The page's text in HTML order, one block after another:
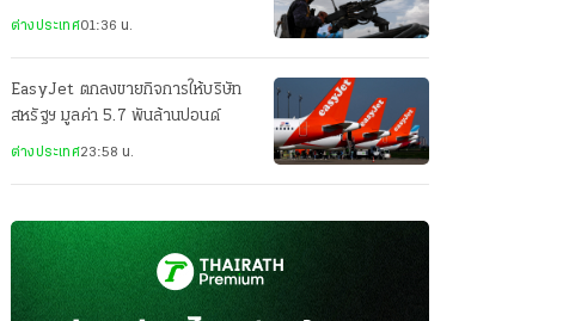
ต่างประเทศ01:36 น.
EasyJet ตกลงขายกิจการให้บริษัท
สหรัฐฯ มูลค่า 5.7 พันล้านปอนด์
ต่างประเทศ23:58 น.